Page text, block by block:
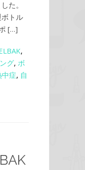
た。
トル
[…]
,
グ, ボ
中症, 自